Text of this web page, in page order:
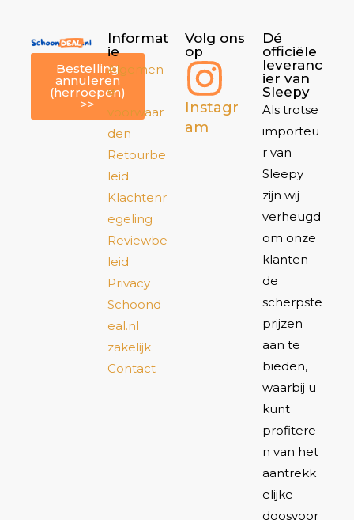
Bestelling
annuleren
(herroepen)
>>
Informat
ie
Algemen
e
voorwaar
den
Retourbe
leid
Klachtenr
egeling
Reviewbe
leid
Privacy
Schoond
eal.nl
zakelijk
Contact
Volg ons
op
Instagr
am
Dé
officiële
leveranc
ier van
Sleepy
Als trotse
importeu
r van
Sleepy
zijn wij
verheugd
om onze
klanten
de
scherpste
prijzen
aan te
bieden,
waarbij u
kunt
profitere
n van het
aantrekk
elijke
doosvoor